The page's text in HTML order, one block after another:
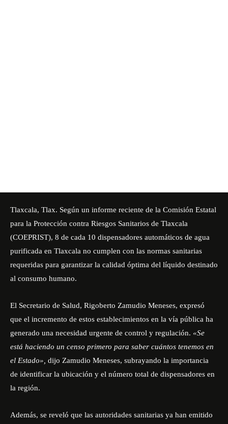
Tlaxcala, Tlax. Según un informe reciente de la Comisión Estatal
para la Protección contra Riesgos Sanitarios de Tlaxcala
(COEPRIST), 8 de cada 10 dispensadores automáticos de agua
purificada en Tlaxcala no cumplen con las normas sanitarias
requeridas para garantizar la calidad óptima del líquido destinado
al consumo humano.
El Secretario de Salud, Rigoberto Zamudio Meneses, expresó
que el incremento de estos establecimientos en la vía pública ha
generado una necesidad urgente de control y regulación. «Se
está haciendo un censo primero para saber cuántos tenemos en
el Estado», dijo Zamudio Meneses, subrayando la importancia
de identificar la ubicación y el número total de dispensadores en
la región.
Además, se reveló que las autoridades sanitarias ya han emitido